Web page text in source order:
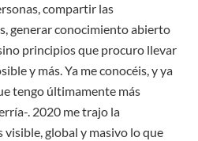
compartir las
generar conocimiento abierto
principios que procuro llevar
y más. Ya me conocéis, y ya
tengo últimamente más
. 2020 me trajo la
global y masivo lo que